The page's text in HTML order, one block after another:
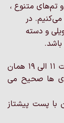
و تم‌های متنوع ،
در
و دسته
باشد.
اگر داخل تهران هستین ، می توانید برای ساعات 11 الی 19 همان
ها صحیح می
با پست پیشتاز